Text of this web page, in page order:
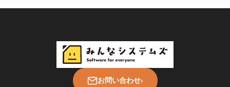
お問い合わせ›